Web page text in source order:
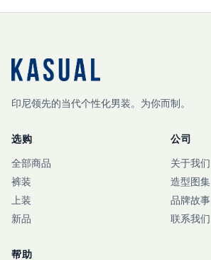
印尼领先的当代个性化男装。为你而制。
选购
全部商品
裤装
上装
新品
公司
关于我们
造型图集
品牌故事
联系我们
帮助